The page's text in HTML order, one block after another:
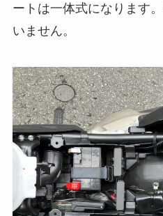
ートは一体式になります
いません。